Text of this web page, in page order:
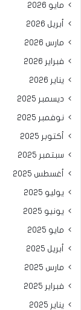
مايو 2026
أبريل 2026
مارس 2026
فبراير 2026
يناير 2026
ديسمبر 2025
نوفمبر 2025
أكتوبر 2025
سبتمبر 2025
أغسطس 2025
يوليو 2025
يونيو 2025
مايو 2025
أبريل 2025
مارس 2025
فبراير 2025
يناير 2025